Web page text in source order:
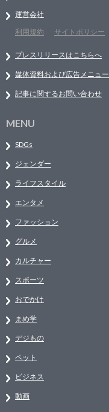
運営会社
利用規約
サイトポリシー
プレスリリースはこちらへ
媒体資料および広告メニュー
記事に関するお問い合わせ
MENU
SDGs
ジェンダー
ライフスタイル
エンタメ
ファッション
グルメ
カルチャー
スポーツ
おでかけ
まめ学
デジもの
ペット
ビジネス
動画